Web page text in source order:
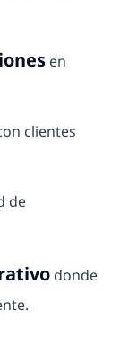
en
clientes
de
donde